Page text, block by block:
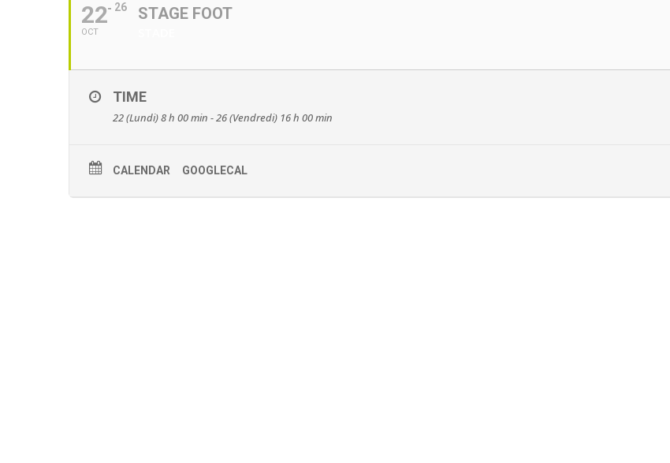
22
OCT
26 STAGE FOOT
TIME
22 (Lundi) 8 h 00 min - 26 (Vendredi) 16 h 00 min
CALENDAR GOOGLECAL